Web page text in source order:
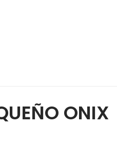
ONIX